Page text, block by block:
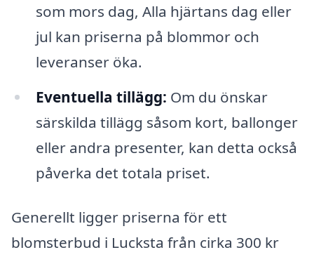
som mors dag, Alla hjärtans dag eller
jul kan priserna på blommor och
leveranser öka.
Eventuella tillägg: Om du önskar
särskilda tillägg såsom kort, ballonger
eller andra presenter, kan detta också
påverka det totala priset.
Generellt ligger priserna för ett
blomsterbud i Lucksta från cirka 300 kr